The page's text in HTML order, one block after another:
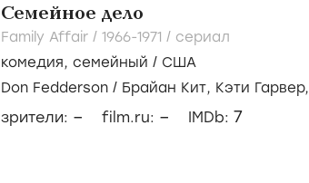
Семейное дело
Family Affair / 1966-1971 / сериал
комедия, семейный / США
Don Fedderson / Брайан Кит, Кэти Гарвер,
зрители: – film.ru: – IMDb: 7